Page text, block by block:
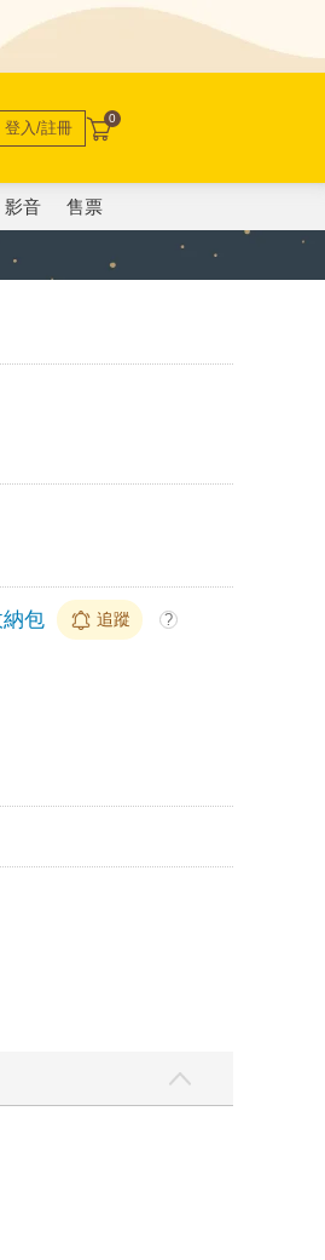
登入/註冊 0
影音 售票
包 追蹤 ?